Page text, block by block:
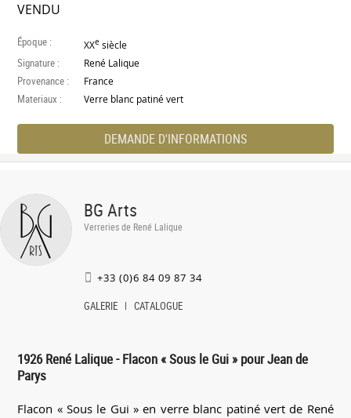
VENDU
Époque : XXe siècle
Signature : René Lalique
Provenance : France
Materiaux : Verre blanc patiné vert
DEMANDE D'INFORMATIONS
BG Arts
Verreries de René Lalique
+33 (0)6 84 09 87 34
GALERIE CATALOGUE
1926 René Lalique - Flacon « Sous le Gui » pour Jean de
Parys
Flacon « Sous le Gui » en verre blanc patiné vert de René